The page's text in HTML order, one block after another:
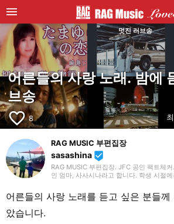
멋진 러브송
어른들의 사랑 노래. 밤에
브송
favorite_border 8
RAG MUSIC 부편집장
sasashina beenhere
RAG MUSIC 부편집장. JFC 공인 팩트체
인 엄마, 사사시나라고 합니다. 학생 시절
에이티브한 표현력의 기초까지 익혔습니
제작 회사에 입사하여 지금까지 줄곧 제작
어른들의 사랑 노래를 듣고 싶은 분들께
았습니다.